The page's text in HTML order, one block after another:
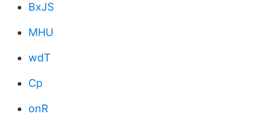
BxJS
MHU
wdT
Cp
onR